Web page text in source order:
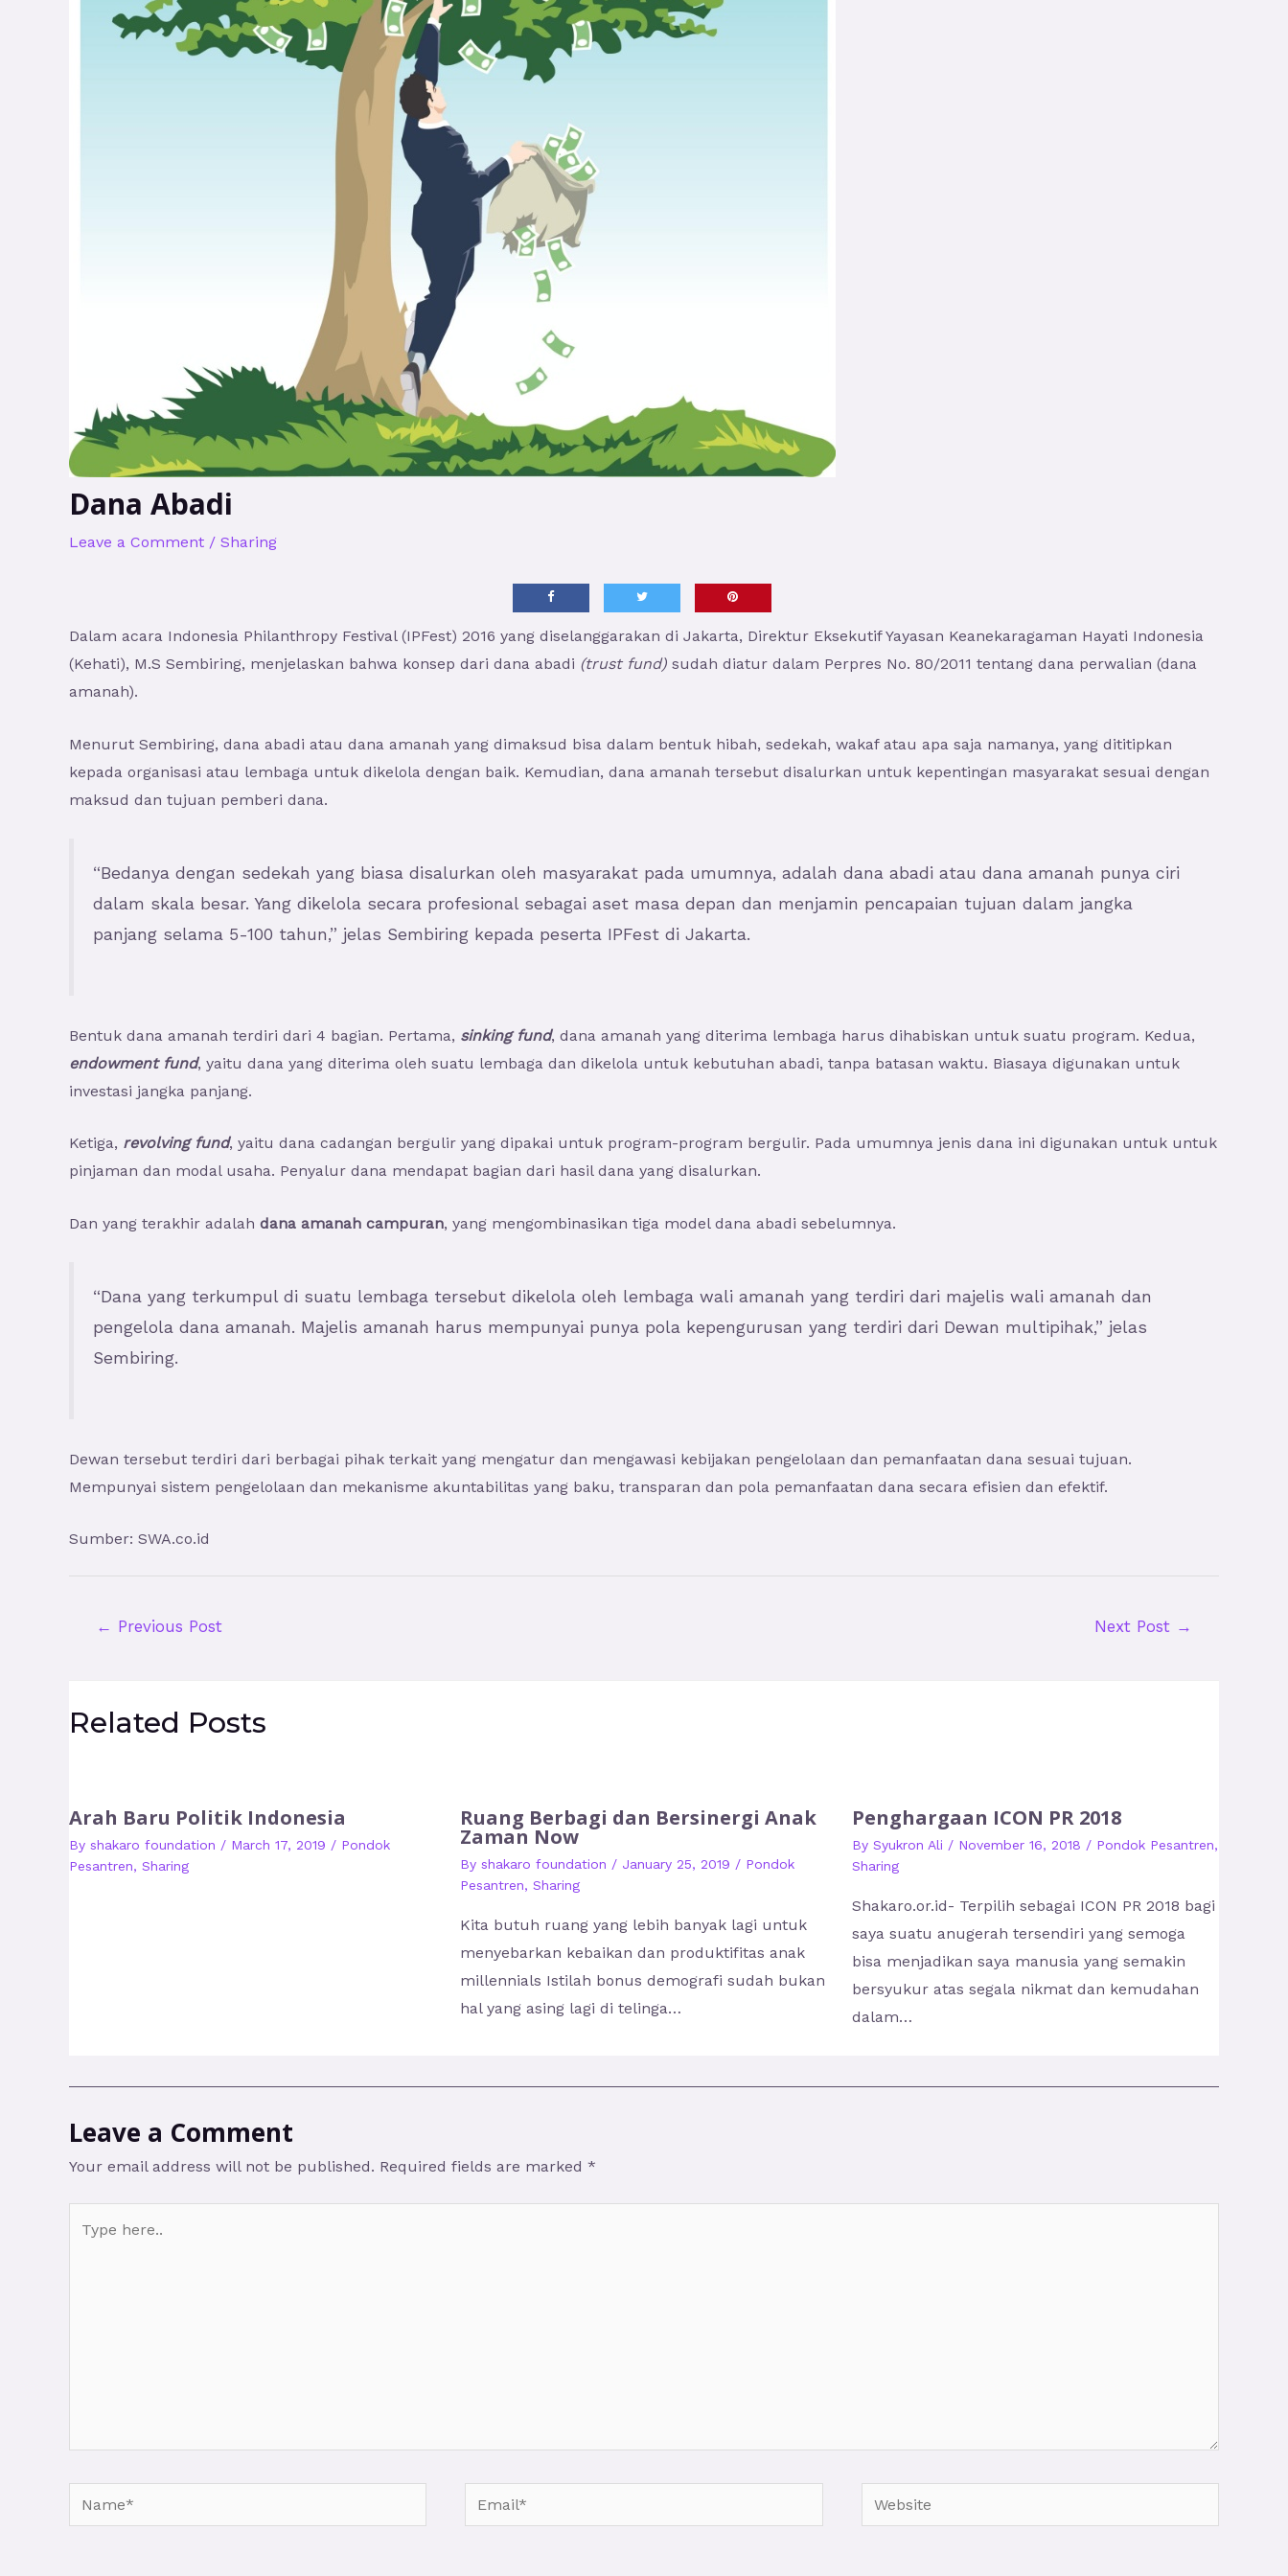
Dana Abadi
Leave a Comment / Sharing
Dalam acara Indonesia Philanthropy Festival (IPFest) 2016 yang diselanggarakan di Jakarta, Direktur Eksekutif Yayasan Keanekaragaman Hayati Indonesia
(Kehati), M.S Sembiring, menjelaskan bahwa konsep dari dana abadi (trust fund) sudah diatur dalam Perpres No. 80/2011 tentang dana perwalian (dana
amanah).
Menurut Sembiring, dana abadi atau dana amanah yang dimaksud bisa dalam bentuk hibah, sedekah, wakaf atau apa saja namanya, yang dititipkan
kepada organisasi atau lembaga untuk dikelola dengan baik. Kemudian, dana amanah tersebut disalurkan untuk kepentingan masyarakat sesuai dengan
maksud dan tujuan pemberi dana.
“Bedanya dengan sedekah yang biasa disalurkan oleh masyarakat pada umumnya, adalah dana abadi atau dana amanah punya ciri
dalam skala besar. Yang dikelola secara profesional sebagai aset masa depan dan menjamin pencapaian tujuan dalam jangka
panjang selama 5-100 tahun,” jelas Sembiring kepada peserta IPFest di Jakarta.
Bentuk dana amanah terdiri dari 4 bagian. Pertama, sinking fund, dana amanah yang diterima lembaga harus dihabiskan untuk suatu program. Kedua,
endowment fund, yaitu dana yang diterima oleh suatu lembaga dan dikelola untuk kebutuhan abadi, tanpa batasan waktu. Biasaya digunakan untuk
investasi jangka panjang.
Ketiga, revolving fund, yaitu dana cadangan bergulir yang dipakai untuk program-program bergulir. Pada umumnya jenis dana ini digunakan untuk untuk
pinjaman dan modal usaha. Penyalur dana mendapat bagian dari hasil dana yang disalurkan.
Dan yang terakhir adalah dana amanah campuran, yang mengombinasikan tiga model dana abadi sebelumnya.
“Dana yang terkumpul di suatu lembaga tersebut dikelola oleh lembaga wali amanah yang terdiri dari majelis wali amanah dan
pengelola dana amanah. Majelis amanah harus mempunyai punya pola kepengurusan yang terdiri dari Dewan multipihak,” jelas
Sembiring.
Dewan tersebut terdiri dari berbagai pihak terkait yang mengatur dan mengawasi kebijakan pengelolaan dan pemanfaatan dana sesuai tujuan.
Mempunyai sistem pengelolaan dan mekanisme akuntabilitas yang baku, transparan dan pola pemanfaatan dana secara efisien dan efektif.
Sumber: SWA.co.id
← Previous Post Next Post →
Related Posts
Arah Baru Politik Indonesia
By shakaro foundation / March 17, 2019 / Pondok
Pesantren, Sharing
Ruang Berbagi dan Bersinergi Anak
Zaman Now
Byshakaro foundation / January 25, 2019 / Pondok
Pesantren,Sharing
Kita butuh ruang yang lebih banyak lagi untuk
menyebarkan kebaikan dan produktifitas anak
millennials Istilah bonus demografi sudah bukan
hal yang asing lagi di telinga…
Penghargaan ICON PR 2018
By Syukron Ali / November 16, 2018 / Pondok Pesantren,
Sharing
Shakaro.or.id- Terpilih sebagai ICON PR 2018 bagi
saya suatu anugerah tersendiri yang semoga
bisa menjadikan saya manusia yang semakin
bersyukur atas segala nikmat dan kemudahan
dalam…
Leave a Comment
Your email address will not be published. Required fields are marked *
here..
Email* Website